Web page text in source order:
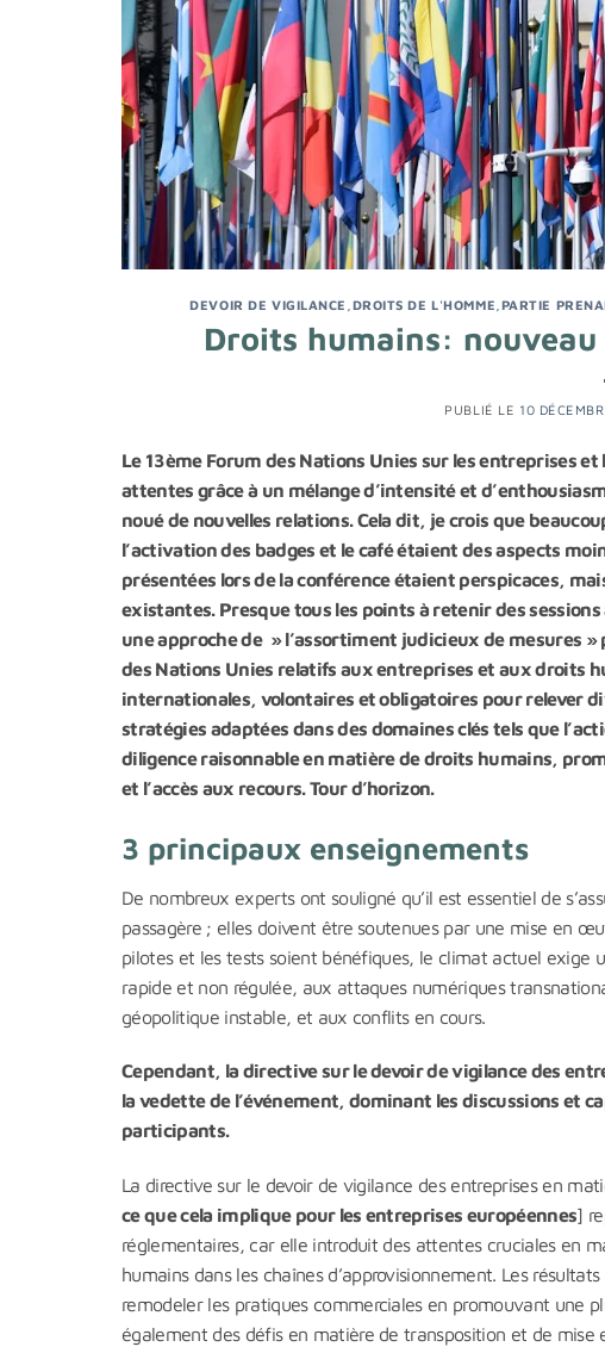
DEVOIR DE VIGILANCE DROITS DE L'HOMME PARTIE
Droits humains:
PUBLIÉ LE 10
Le 13ème Forum des Nations Unies sur les entreprises
attentes grâce à un mélange d’intensité et
noué de nouvelles relations. Cela dit, je crois que
l’activation des badges et le café étaient des aspects
présentées lors de la conférence étaient perspicaces,
existantes. Presque tous les points à retenir des
une approche de » l’assortiment judicieux de mesures
des Nations Unies relatifs aux entreprises et aux droits
internationales, volontaires et obligatoires pour relever
stratégies adaptées dans des domaines clés tels que
diligence raisonnable en matière de droits humains,
et l’accès aux recours. Tour d’horizon.
3 principaux enseignements
De nombreux experts ont souligné qu’il est essentiel de
passagère ; elles doivent être soutenues par une mise en
pilotes et les tests soient bénéfiques, le climat actuel
rapide et non régulée, aux attaques numériques
géopolitique instable, et aux conflits en cours.
Cependant, la directive sur le devoir de vigilance des
la vedette de l’événement, dominant les discussions et
participants.
La directive sur le devoir de vigilance des entreprises en
ce que cela implique pour les entreprises européennes]
réglementaires, car elle introduit des attentes cruciales en
humains dans les chaînes d’approvisionnement. Les
remodeler les pratiques commerciales en promouvant une
également des défis en matière de transposition et de